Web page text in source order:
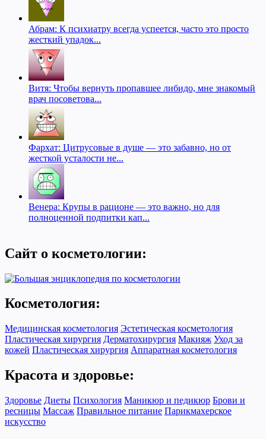
Абрам: К психиатру всегда успеется, часто это просто
жесткий упадок...
Витя: Чтобы вернуть пропавшее либидо, мне знакомый
врач посоветова...
Фархат: Цитрусовые в душе — это забавно, но от
жесткой усталости не...
Венера: Крупы в рационе — это важно, но для
полноценной подпитки кап...
Сайт о косметологии:
Косметология:
Медицинская косметология Эстетическая косметология
Пластическая хирургия Дерматохирургия Макияж Уход за
кожей Пластическая хирургия Аппаратная косметология
Красота и здоровье:
Здоровье Диеты Психология Маникюр и педикюр Брови и
ресницы Массаж Правильное питание Парикмахерское
искусство